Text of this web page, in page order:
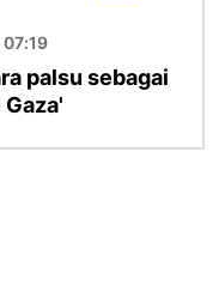
palsu sebagai